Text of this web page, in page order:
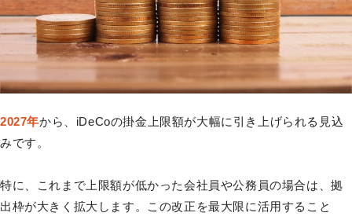
2027年から、iDeCoの掛金上限額が大幅に引き上げられる見込
みです。
特に、これまで上限額が低かった会社員や公務員の場合は、拠
出枠が大きく拡大します。この改正を最大限に活用すること